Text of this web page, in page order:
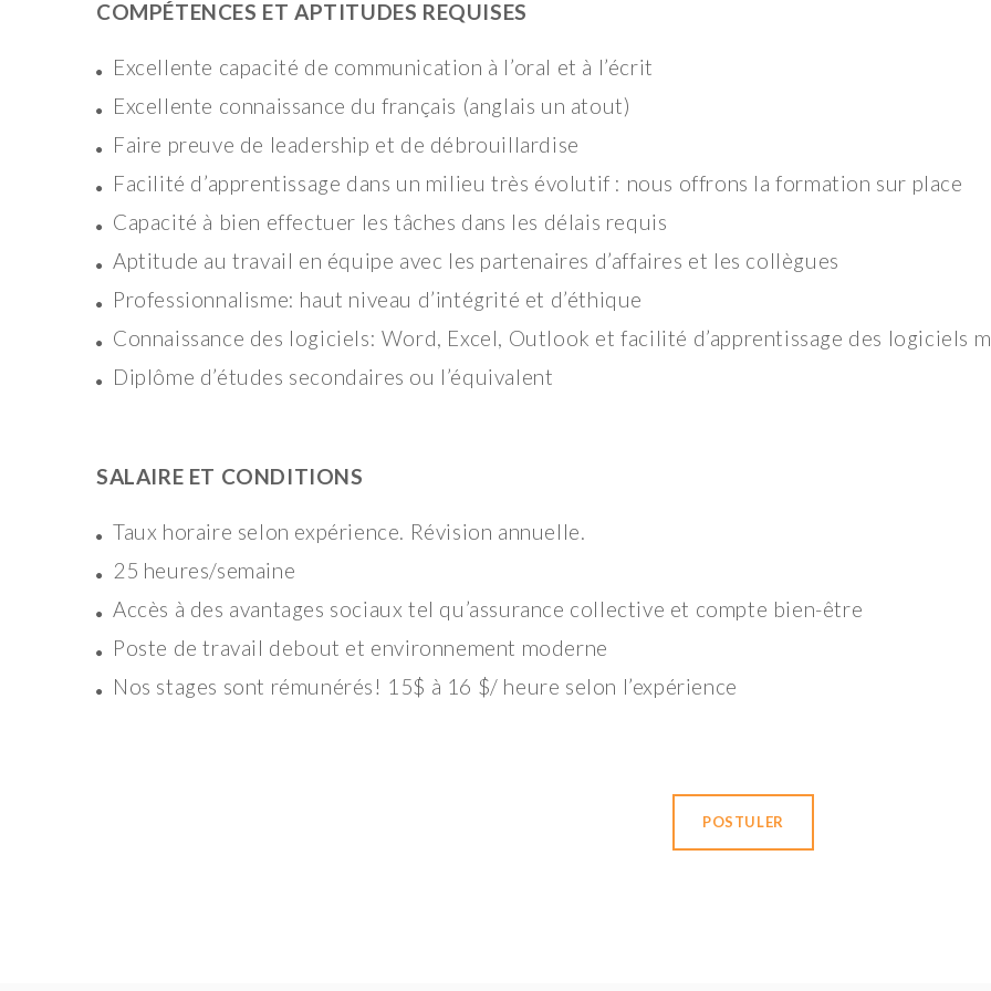
COMPÉTENCES ET APTITUDES REQUISES
Excellente capacité de communication à l’oral et à l’écrit
Excellente connaissance du français (anglais un atout)
Faire preuve de leadership et de débrouillardise
Facilité d’apprentissage dans un milieu très évolutif : nous offrons la formation sur place
Capacité à bien effectuer les tâches dans les délais requis
Aptitude au travail en équipe avec les partenaires d’affaires et les collègues
Professionnalisme: haut niveau d’intégrité et d’éthique
Connaissance des logiciels: Word, Excel, Outlook et facilité d’apprentissage des logiciels
Diplôme d’études secondaires ou l’équivalent
SALAIRE ET CONDITIONS
Taux horaire selon expérience. Révision annuelle.
25 heures/semaine
Accès à des avantages sociaux tel qu’assurance collective et compte bien-être
Poste de travail debout et environnement moderne
Nos stages sont rémunérés! 15$ à 16 $/ heure selon l’expérience
POSTULER